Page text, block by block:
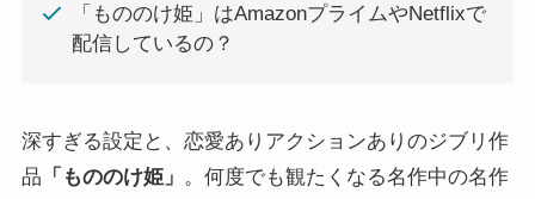
「もののけ姫」はAmazonプライムやNetflixで
配信しているの？
深すぎる設定と、恋愛ありアクションありのジブリ作
品 「もののけ姫」 。何度でも観たくなる名作中の名作